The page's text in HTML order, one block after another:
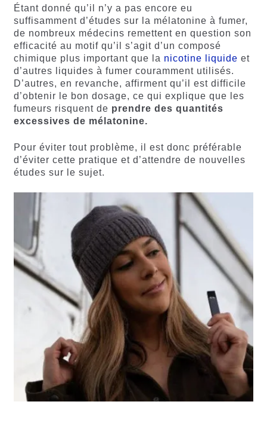
Étant donné qu’il n’y a pas encore eu
suffisamment d’études sur la mélatonine à fumer,
de nombreux médecins remettent en question son
efficacité au motif qu’il s’agit d’un composé
chimique plus important que la nicotine liquide et
d’autres liquides à fumer couramment utilisés.
D’autres, en revanche, affirment qu’il est difficile
d’obtenir le bon dosage, ce qui explique que les
fumeurs risquent de prendre des quantités
excessives de mélatonine.
Pour éviter tout problème, il est donc préférable
d’éviter cette pratique et d’attendre de nouvelles
études sur le sujet.